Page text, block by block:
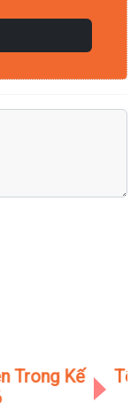
& Data
2026
Next